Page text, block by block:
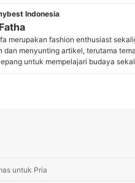
Indonesia
merupakan fashion enthusiast
dan menyunting artikel, terutama
untuk mempelajari budaya
untuk Pria